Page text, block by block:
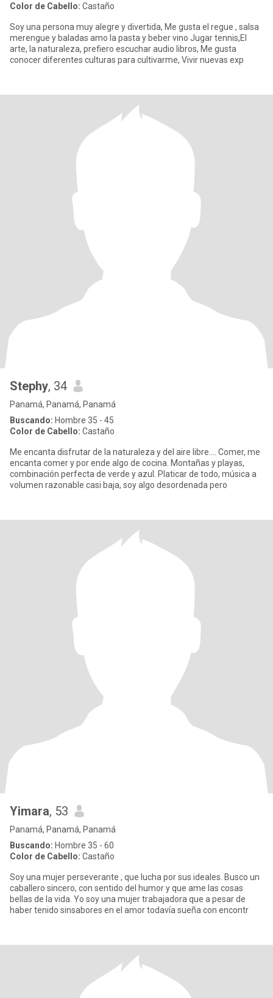
Color de Cabello: Castaño
Soy una persona muy alegre y divertida, Me gusta el regue , salsa
merengue y baladas amo la pasta y beber vino Jugar tennis,El
arte, la naturaleza, prefiero escuchar audio libros, Me gusta
conocer diferentes culturas para cultivarme, Vivir nuevas exp
Stephy, 34
Panamá, Panamá, Panamá
Buscando: Hombre 35 - 45
Color de Cabello: Castaño
Me encanta disfrutar de la naturaleza y del aire libre.... Comer, me
encanta comer y por ende algo de cocina. Montañas y playas,
combinación perfecta de verde y azul. Platicar de todo, música a
volumen razonable casi baja, soy algo desordenada pero
Yimara, 53
Panamá, Panamá, Panamá
Buscando: Hombre 35 - 60
Color de Cabello: Castaño
Soy una mujer perseverante , que lucha por sus ideales. Busco un
caballero sincero, con sentido del humor y que ame las cosas
bellas de la vida. Yo soy una mujer trabajadora que a pesar de
haber tenido sinsabores en el amor todavía sueña con encontr